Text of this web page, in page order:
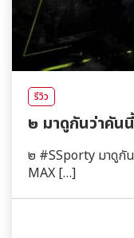
รีวิว
๒ มาดูกันว่าคัน
๒ #SSporty มาดูกัน
MAX […]